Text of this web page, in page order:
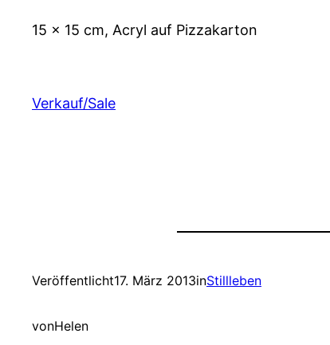
15 x 15 cm, Acryl auf Pizzakarton
Verkauf/Sale
Veröffentlicht17. März 2013inStillleben
vonHelen